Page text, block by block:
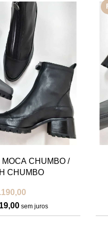
CHUMBO /
CHUMBO
sem juros